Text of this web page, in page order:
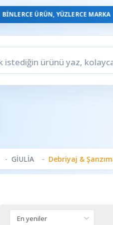
BINLERCE ÜRÜN, YÜZLERCE MARKA
GİULİA Debriyaj &